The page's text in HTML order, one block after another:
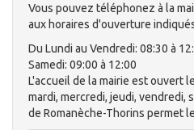
Vous pouvez téléphonez à la
aux horaires d'ouverture
Du Lundi au Vendredi: 08:30 à
Samedi: 09:00 à 12:00
L'accueil de la mairie est ouvert
mardi, mercredi, jeudi, vendredi,
de Romanèche-Thorins permet